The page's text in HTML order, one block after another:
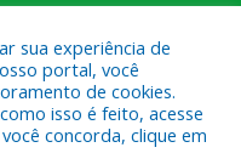
Municipal de Afuá.
sua experiência de
portal, você
de cookies.
isso é feito, acesse
você concorda, clique em